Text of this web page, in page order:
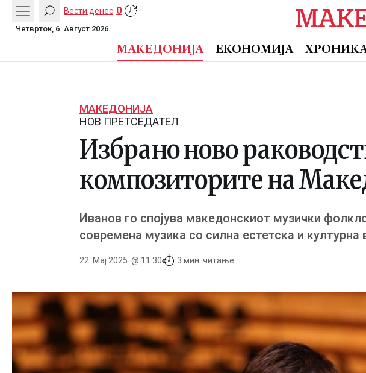
Вести денес 0
Четврток, 6. Август 2026.
МАКЕДОНИЈА ЕКОНОМИЈА
МАКЕДОНИЈА
НОВ ПРЕТСЕДАТЕЛ
Избрано ново
композиторите на
Иванов го спојува македонскиот музички
современа музика со силна естетска и културна
22. Мај 2025. @ 11:30 3 мин. читање